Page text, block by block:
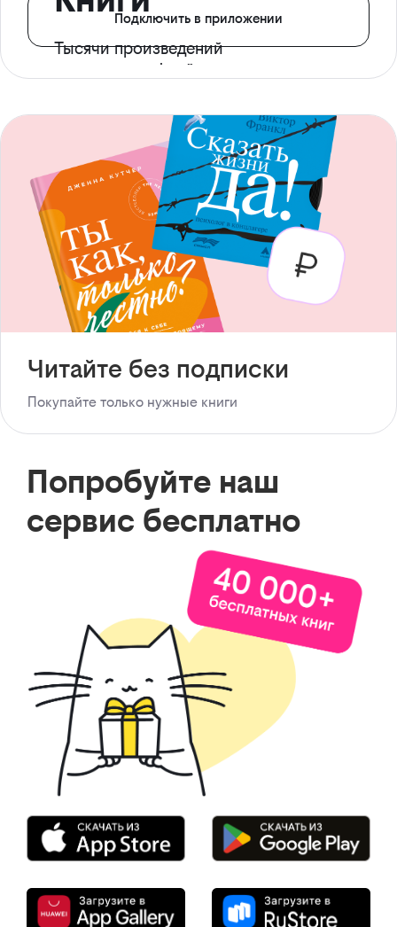
Тысячи произведений
с доступом офлайн
Подключить в приложении
Читайте без подписки
Покупайте только нужные книги
Попробуйте наш
сервис бесплатно